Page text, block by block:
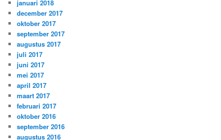
januari 2018
december 2017
oktober 2017
september 2017
augustus 2017
juli 2017
juni 2017
mei 2017
april 2017
maart 2017
februari 2017
oktober 2016
september 2016
augustus 2016